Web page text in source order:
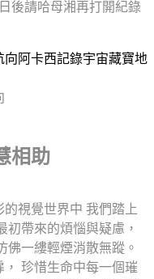
後請哈母湘再打開紀錄
相助
視覺世界中 我們踏上
初帶來的煩惱與疑慮，
佛一縷輕煙消散無蹤。
珍惜生命中每一個璀